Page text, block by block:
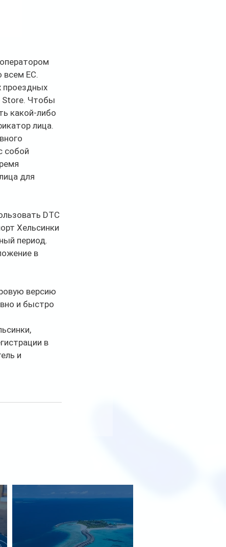
всем ЕС.
проездных
Store. Чтобы
какой-либо
лица.
собой
для
DTC
Хельсинки
период.
в
версию
и быстро
в
и